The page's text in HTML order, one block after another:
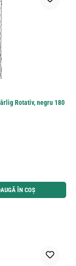
Rotativ, negru 180
pentru a mări sau micșora
ÎN COȘ